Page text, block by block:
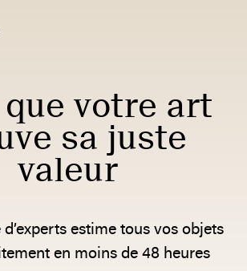
que votre art
sa juste
valeur
estime tous vos objets
en moins de 48 heures